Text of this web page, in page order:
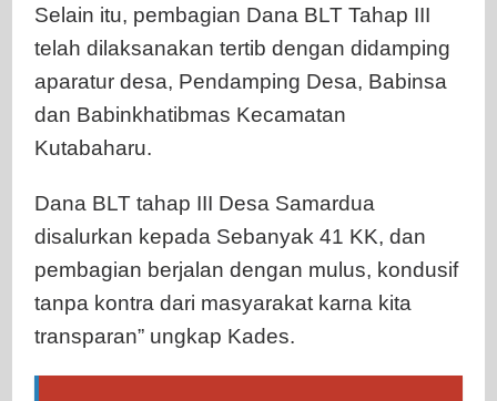
Selain itu, pembagian Dana BLT Tahap III
telah dilaksanakan tertib dengan didamping
aparatur desa, Pendamping Desa, Babinsa
dan Babinkhatibmas Kecamatan
Kutabaharu.
Dana BLT tahap III Desa Samardua
disalurkan kepada Sebanyak 41 KK, dan
pembagian berjalan dengan mulus, kondusif
tanpa kontra dari masyarakat karna kita
transparan” ungkap Kades.